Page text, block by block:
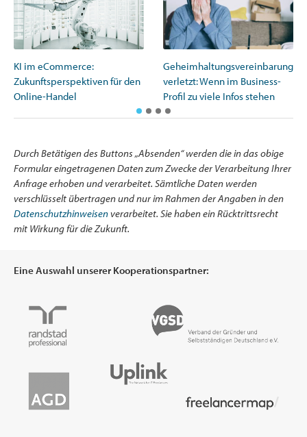
KI im eCommerce:
Zukunftsperspektiven für den
Online-Handel
Geheimhaltungsvereinbarung
verletzt: Wenn im Business-
Profil zu viele Infos stehen
Durch Betätigen des Buttons „Absenden“ werden die in das obige
Formular eingetragenen Daten zum Zwecke der Verarbeitung Ihrer
Anfrage erhoben und verarbeitet. Sämtliche Daten werden
verschlüsselt übertragen und nur im Rahmen der Angaben in den
Datenschutzhinweisenverarbeitet. Sie haben ein Rücktrittsrecht
mit Wirkung für die Zukunft.
Eine Auswahl unserer Kooperationspartner: